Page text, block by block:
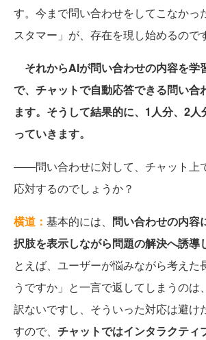
す。今まで問い合わせをしてこなかっ
スタマー」が、存在を現し始めるので
それからAIが問い合わせの内容を学
で、チャットで自動応答できる問い合
ます。そうして結果的に、1人分、2
っていきます。
――問い合わせに対して、チャット上
応対するのでしょうか？
横道： 基本的には、 問い合わせの内容
択肢を表示しながら問題の解決へ誘導
とえば、ユーザーが悩みながら考えた
うですか」と一言で返してしまうのは
訳ないですし、そういった対応は避け
すので、 チャットではインタラクティ